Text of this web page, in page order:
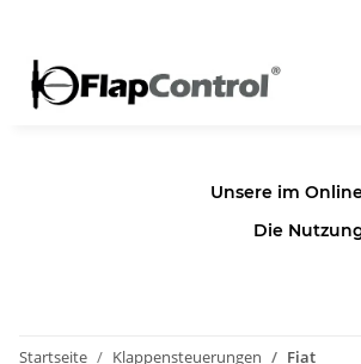
Unsere im
Die
Startseite Klappensteuerungen Fiat